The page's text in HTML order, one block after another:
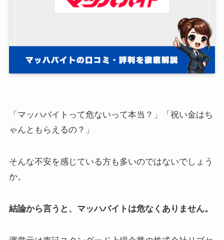
「マッハバイトって危ないって本当？」「祝い金はち
ゃんともらえるの？」
そんな不安を感じている方も多いのではないでしょう
か。
結論から言うと、マッハバイトは危なくありません。